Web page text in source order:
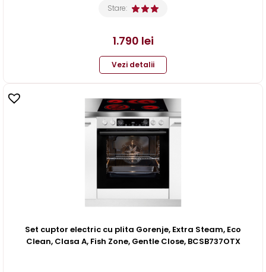
Stare:
1.790 lei
Vezi detalii
Set cuptor electric cu plita Gorenje, Extra Steam, Eco
Clean, Clasa A, Fish Zone, Gentle Close, BCSB737OTX